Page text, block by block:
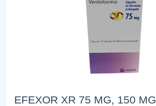
EFEXOR XR 75 MG, 150 MG